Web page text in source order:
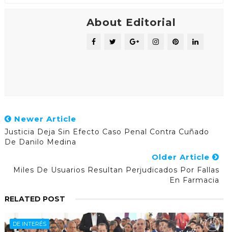
About Editorial
Newer Article
Justicia Deja Sin Efecto Caso Penal Contra Cuñado
De Danilo Medina
Older Article
Miles De Usuarios Resultan Perjudicados Por Fallas
En Farmacia
RELATED POST
DE INTERÉS